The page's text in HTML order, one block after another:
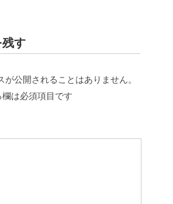
残す
が公開されることはありません。
は必須項目です